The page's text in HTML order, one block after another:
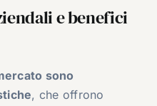
e benefici
sono
, che offrono